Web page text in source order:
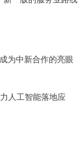
为中新合作的亮眼
人工智能落地应